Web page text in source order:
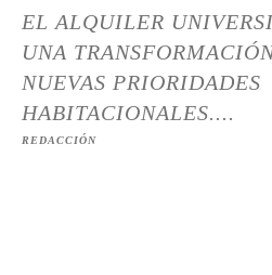
EL ALQUILER
UNA
NUEVAS PRIORIDADES
HABITACIONALES....
REDACCIÓN